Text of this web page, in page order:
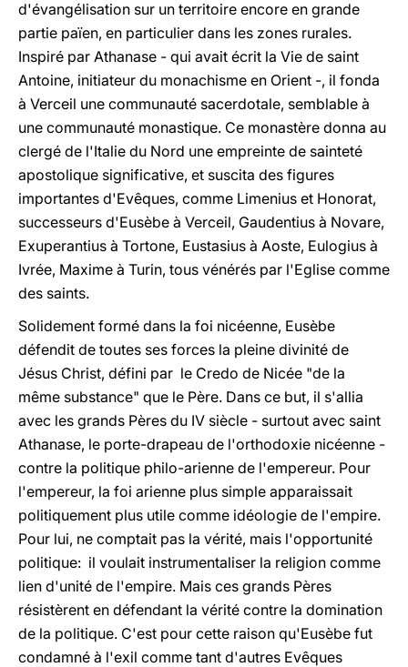
d'évangélisation sur un territoire encore en grande
partie païen, en particulier dans les zones rurales.
Inspiré par Athanase - qui avait écrit la Vie de saint
Antoine, initiateur du monachisme en Orient -, il fonda
à Verceil une communauté sacerdotale, semblable à
une communauté monastique. Ce monastère donna au
clergé de l'Italie du Nord une empreinte de sainteté
apostolique significative, et suscita des figures
importantes d'Evêques, comme Limenius et Honorat,
successeurs d'Eusèbe à Verceil, Gaudentius à Novare,
Exuperantius à Tortone, Eustasius à Aoste, Eulogius à
Ivrée, Maxime à Turin, tous vénérés par l'Eglise comme
des saints.
Solidement formé dans la foi nicéenne, Eusèbe
défendit de toutes ses forces la pleine divinité de
Jésus Christ, défini par le Credo de Nicée "de la
même substance" que le Père. Dans ce but, il s'allia
avec les grands Pères du IV siècle - surtout avec saint
Athanase, le porte-drapeau de l'orthodoxie nicéenne -
contre la politique philo-arienne de l'empereur. Pour
l'empereur, la foi arienne plus simple apparaissait
politiquement plus utile comme idéologie de l'empire.
Pour lui, ne comptait pas la vérité, mais l'opportunité
politique: il voulait instrumentaliser la religion comme
lien d'unité de l'empire. Mais ces grands Pères
résistèrent en défendant la vérité contre la domination
de la politique. C'est pour cette raison qu'Eusèbe fut
condamné à l'exil comme tant d'autres Evêques